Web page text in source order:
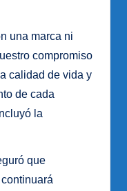
una marca ni
compromiso
calidad de vida y
de cada
la
que